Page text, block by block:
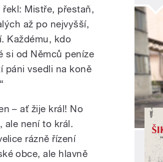
Mistře, přestaň,
až po nejvyšší,
Každému, kdo
si od Němců peníze
páni vsedli na koně
– ať žije král! No
ale není to král.
rázně řízení
obce, ale hlavně